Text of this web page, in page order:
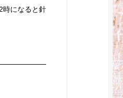
時になると針